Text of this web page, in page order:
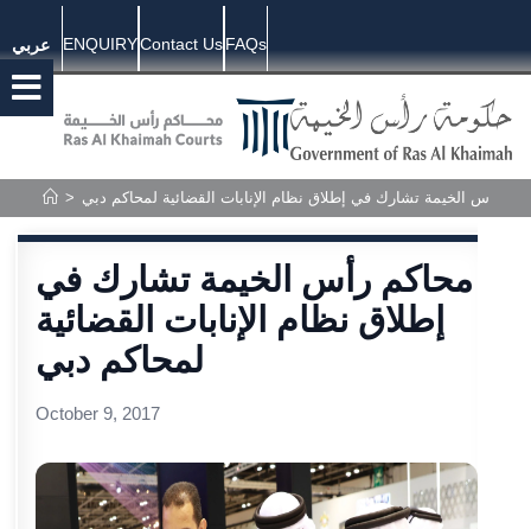
عربي ENQUIRYContact UsFAQs
> رأس الخيمة تشارك في إطلاق نظام الإنابات القضائية لمحاكم دبي
محاكم رأس الخيمة تشارك في
إطلاق نظام الإنابات القضائية
لمحاكم دبي
October 9, 2017